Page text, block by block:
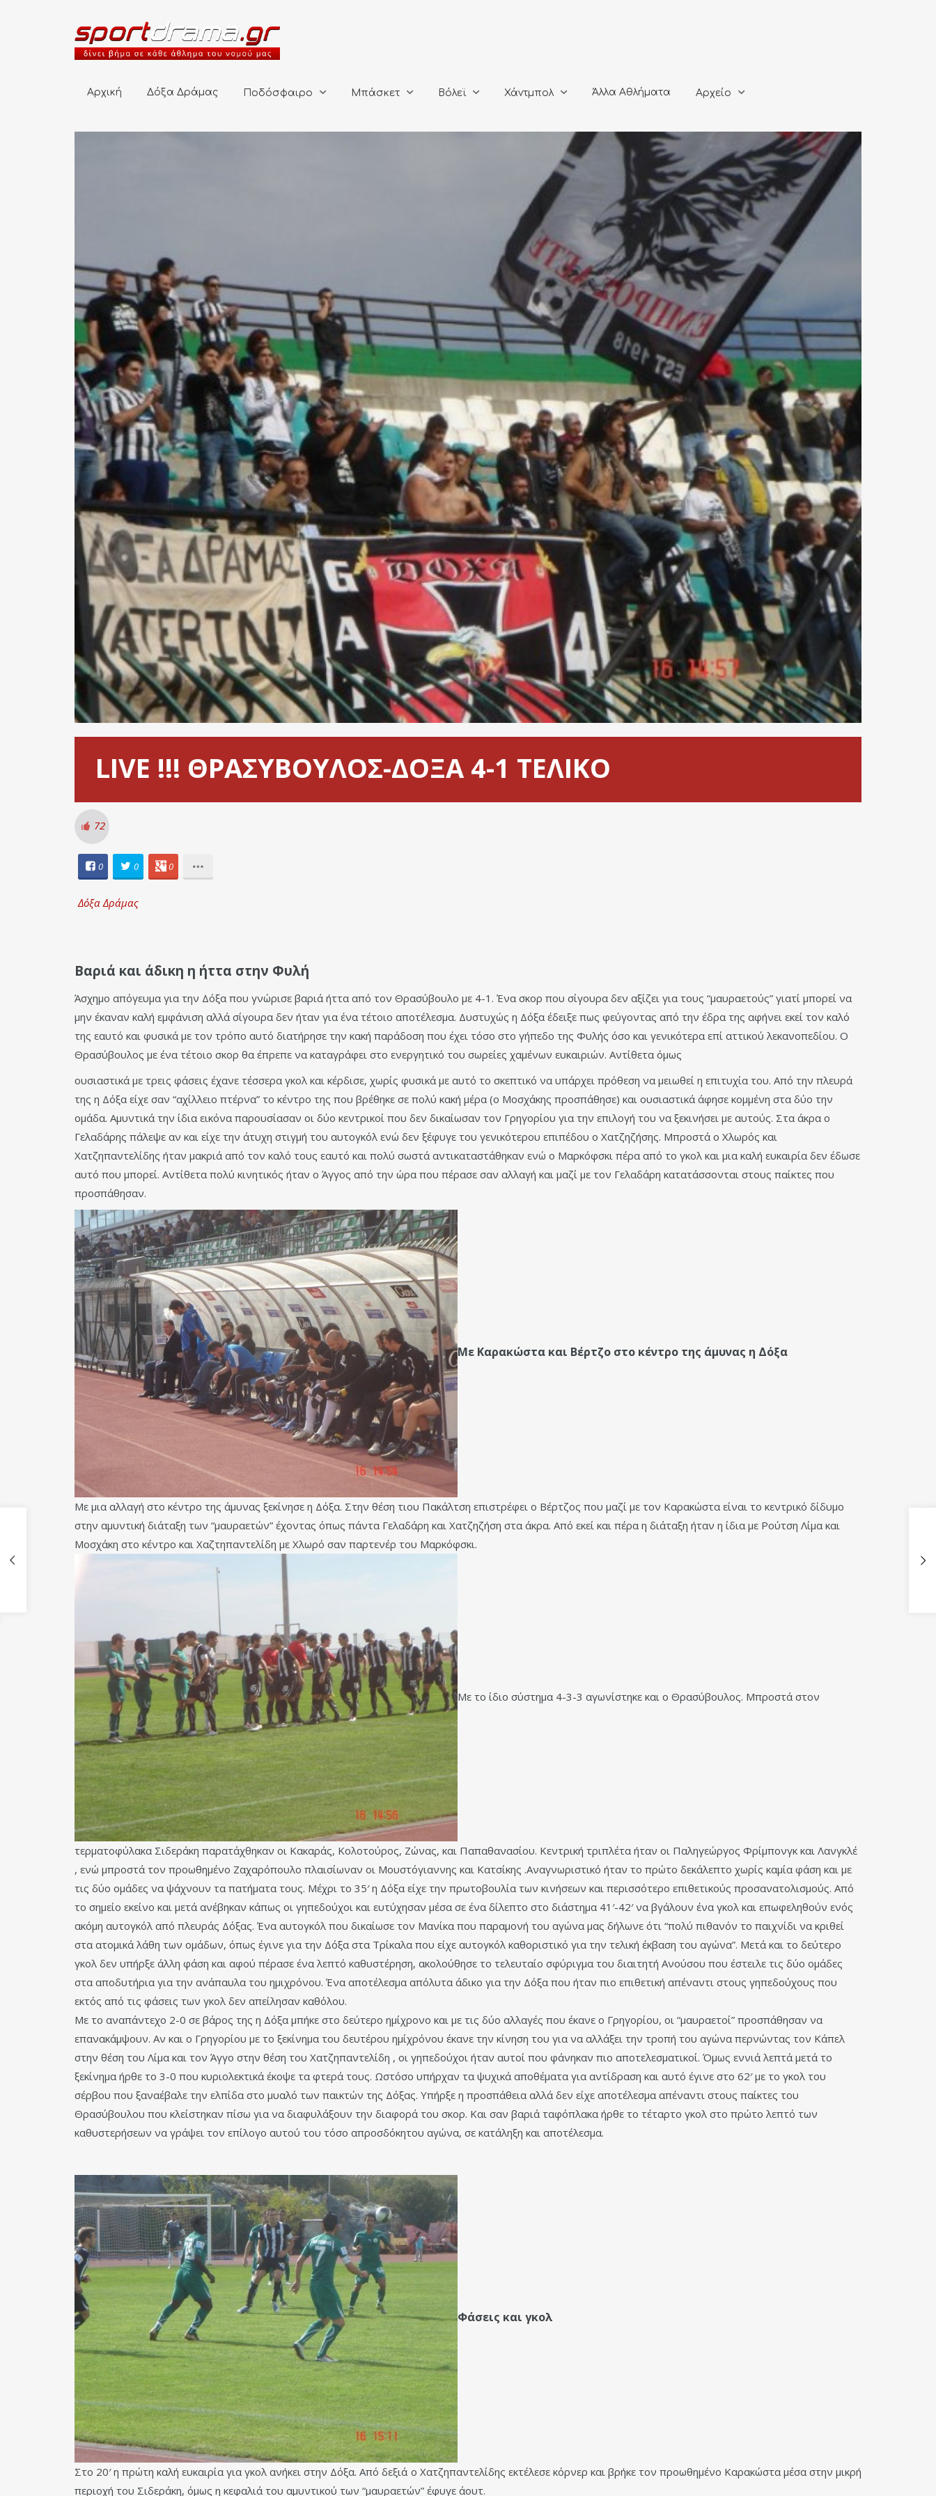
Αρχική Δόξα Δράμας Ποδόσφαιρο Μπάσκετ Βόλεϊ Χάντμπολ Άλλα Αθλήματα Αρχείο
LIVE !!! ΘΡΑΣΥΒΟΥΛΟΣ-ΔΟΞΑ 4-1 ΤΕΛΙΚΟ
72
0 0 0
Δόξα Δράμας
Βαριά και άδικη η ήττα στην Φυλή
Άσχημο απόγευμα για την Δόξα που γνώρισε βαριά ήττα από τον Θρασύβουλο με 4-1. Ένα σκορ που σίγουρα δεν αξίζει για τους “μαυραετούς” γιατί μπορεί να
μην έκαναν καλή εμφάνιση αλλά σίγουρα δεν ήταν για ένα τέτοιο αποτέλεσμα. Δυστυχώς η Δόξα έδειξε πως φεύγοντας από την έδρα της αφήνει εκεί τον καλό
της εαυτό και φυσικά με τον τρόπο αυτό διατήρησε την κακή παράδοση που έχει τόσο στο γήπεδο της Φυλής όσο και γενικότερα επί αττικού λεκανοπεδίου. Ο
Θρασύβουλος με ένα τέτοιο σκορ θα έπρεπε να καταγράφει στο ενεργητικό του σωρείες χαμένων ευκαιριών. Αντίθετα όμως
ουσιαστικά με τρεις φάσεις έχανε τέσσερα γκολ και κέρδισε, χωρίς φυσικά με αυτό το σκεπτικό να υπάρχει πρόθεση να μειωθεί η επιτυχία του. Από την πλευρά
της η Δόξα είχε σαν “αχίλλειο πτέρνα” το κέντρο της που βρέθηκε σε πολύ κακή μέρα (ο Μοσχάκης προσπάθησε) και ουσιαστικά άφησε κομμένη στα δύο την
ομάδα. Αμυντικά την ίδια εικόνα παρουσίασαν οι δύο κεντρικοί που δεν δικαίωσαν τον Γρηγορίου για την επιλογή του να ξεκινήσει με αυτούς. Στα άκρα ο
Γελαδάρης πάλεψε αν και είχε την άτυχη στιγμή του αυτογκόλ ενώ δεν ξέφυγε του γενικότερου επιπέδου ο Χατζηζήσης. Μπροστά ο Χλωρός και
Χατζηπαντελίδης ήταν μακριά από τον καλό τους εαυτό και πολύ σωστά αντικαταστάθηκαν ενώ ο Μαρκόφσκι πέρα από το γκολ και μια καλή ευκαιρία δεν έδωσε
αυτό που μπορεί. Αντίθετα πολύ κινητικός ήταν ο Άγγος από την ώρα που πέρασε σαν αλλαγή και μαζί με τον Γελαδάρη κατατάσσονται στους παίκτες που
προσπάθησαν.
Με Καρακώστα και Βέρτζο στο κέντρο της άμυνας η Δόξα
Με μια αλλαγή στο κέντρο της άμυνας ξεκίνησε η Δόξα. Στην θέση τιου Πακάλτση επιστρέφει ο Βέρτζος που μαζί με τον Καρακώστα είναι το κεντρικό δίδυμο
στην αμυντική διάταξη των “μαυραετών” έχοντας όπως πάντα Γελαδάρη και Χατζηζήση στα άκρα. Από εκεί και πέρα η διάταξη ήταν η ίδια με Ρούτση Λίμα και
Μοσχάκη στο κέντρο και Χαζτηπαντελίδη με Χλωρό σαν παρτενέρ του Μαρκόφσκι.
Με το ίδιο σύστημα 4-3-3 αγωνίστηκε και ο Θρασύβουλος. Μπροστά στον
τερματοφύλακα Σιδεράκη παρατάχθηκαν οι Κακαράς, Κολοτούρος, Ζώνας, και Παπαθανασίου. Κεντρική τριπλέτα ήταν οι Παληγεώργος Φρίμπονγκ και Λανγκλέ
, ενώ μπροστά τον προωθημένο Ζαχαρόπουλο πλαισίωναν οι Μουστόγιαννης και Κατσίκης .Αναγνωριστικό ήταν το πρώτο δεκάλεπτο χωρίς καμία φάση και με
τις δύο ομάδες να ψάχνουν τα πατήματα τους. Μέχρι το 35′ η Δόξα είχε την πρωτοβουλία των κινήσεων και περισσότερο επιθετικούς προσανατολισμούς. Από
το σημείο εκείνο και μετά ανέβηκαν κάπως οι γηπεδούχοι και ευτύχησαν μέσα σε ένα δίλεπτο στο διάστημα 41′-42′ να βγάλουν ένα γκολ και επωφεληθούν ενός
ακόμη αυτογκόλ από πλευράς Δόξας. Ένα αυτογκόλ που δικαίωσε τον Μανίκα που παραμονή του αγώνα μας δήλωνε ότι “πολύ πιθανόν το παιχνίδι να κριθεί
στα ατομικά λάθη των ομάδων, όπως έγινε για την Δόξα στα Τρίκαλα που είχε αυτογκόλ καθοριστικό για την τελική έκβαση του αγώνα”. Μετά και το δεύτερο
γκολ δεν υπήρξε άλλη φάση και αφού πέρασε ένα λεπτό καθυστέρηση, ακολούθησε το τελευταίο σφύριγμα του διαιτητή Ανούσου που έστειλε τις δύο ομάδες
στα αποδυτήρια για την ανάπαυλα του ημιχρόνου. Ένα αποτέλεσμα απόλυτα άδικο για την Δόξα που ήταν πιο επιθετική απέναντι στους γηπεδούχους που
εκτός από τις φάσεις των γκολ δεν απείλησαν καθόλου.
Με το αναπάντεχο 2-0 σε βάρος της η Δόξα μπήκε στο δεύτερο ημίχρονο και με τις δύο αλλαγές που έκανε ο Γρηγορίου, οι “μαυραετοί” προσπάθησαν να
επανακάμψουν. Αν και ο Γρηγορίου με το ξεκίνημα του δευτέρου ημίχρόνου έκανε την κίνηση του για να αλλάξει την τροπή του αγώνα περνώντας τον Κάπελ
στην θέση του Λίμα και τον Άγγο στην θέση του Χατζηπαντελίδη , οι γηπεδούχοι ήταν αυτοί που φάνηκαν πιο αποτελεσματικοί. Όμως εννιά λεπτά μετά το
ξεκίνημα ήρθε το 3-0 που κυριολεκτικά έκοψε τα φτερά τους. Ωστόσο υπήρχαν τα ψυχικά αποθέματα για αντίδραση και αυτό έγινε στο 62′ με το γκολ του
σέρβου που ξαναέβαλε την ελπίδα στο μυαλό των παικτών της Δόξας. Υπήρξε η προσπάθεια αλλά δεν είχε αποτέλεσμα απέναντι στους παίκτες του
Θρασύβουλου που κλείστηκαν πίσω για να διαφυλάξουν την διαφορά του σκορ. Και σαν βαριά ταφόπλακα ήρθε το τέταρτο γκολ στο πρώτο λεπτό των
καθυστερήσεων να γράψει τον επίλογο αυτού του τόσο απροσδόκητου αγώνα, σε κατάληξη και αποτέλεσμα.
Φάσεις και γκολ
Στο 20′ η πρώτη καλή ευκαιρία για γκολ ανήκει στην Δόξα. Από δεξιά ο Χατζηπαντελίδης εκτέλεσε κόρνερ και βρήκε τον προωθημένο Καρακώστα μέσα στην μικρή
περιοχή του Σιδεράκη, όμως η κεφαλιά του αμυντικού των “μαυραετών” έφυγε άουτ.